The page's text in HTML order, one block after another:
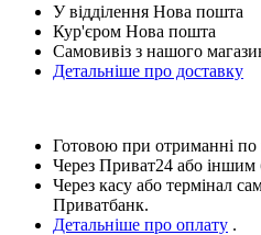
У відділення Нова пошта
Кур'єром Нова пошта
Самовивіз з нашого
Детальніше про доставку
Готовою при отриманні по
Через Приват24 або іншим
Через касу або термінал
Приватбанк.
Детальніше про оплату .